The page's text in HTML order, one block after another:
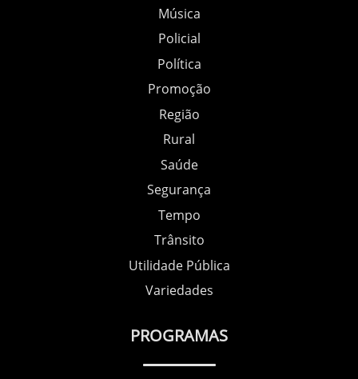
Música
Policial
Política
Promoção
Região
Rural
Saúde
Segurança
Tempo
Trânsito
Utilidade Pública
Variedades
PROGRAMAS